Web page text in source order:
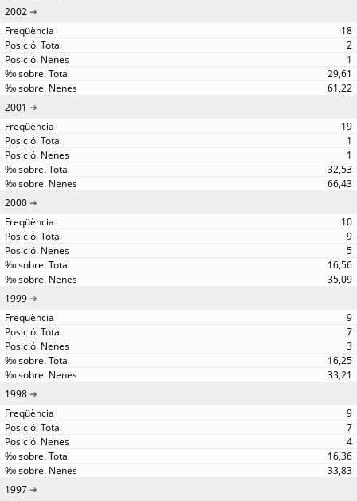
2002
18
2
1
29,61
61,22
2001
19
1
1
32,53
66,43
2000
10
9
5
16,56
35,09
1999
9
7
3
16,25
33,21
1998
9
7
4
16,36
33,83
1997